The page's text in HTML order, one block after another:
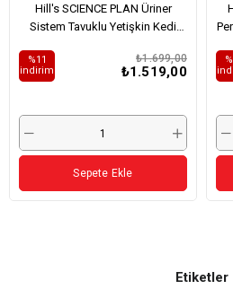
Hill's SCIENCE PLAN Üriner
Sistem Tavuklu Yetişkin Kedi
₺1.519,00
₺1.699,00
%11
i̇ndirim
Sepete Ekle
Etiketler